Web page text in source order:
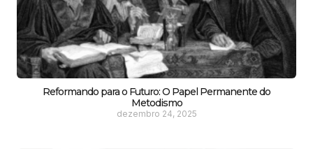
Reformando para o Futuro: O Papel Permanente do
Metodismo
dezembro 24, 2025